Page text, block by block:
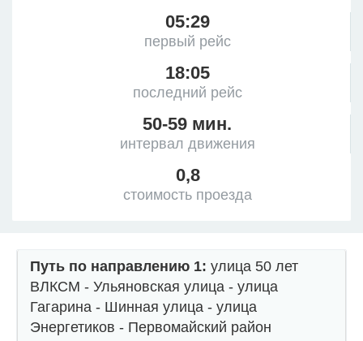
05:29
первый рейс
18:05
последний рейс
50-59 мин.
интервал движения
0,8
стоимость проезда
Путь по направлению 1: улица 50 лет
ВЛКСМ - Ульяновская улица - улица
Гагарина - Шинная улица - улица
Энергетиков - Первомайский район